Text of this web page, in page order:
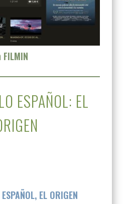
FILMIN
ESPAÑOL: EL
EL ORIGEN